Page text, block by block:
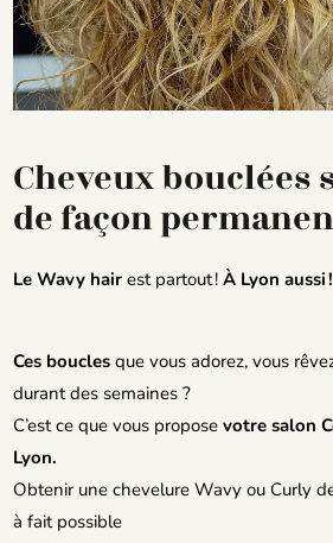
Cheveux bouclées
de façon
Le Wavy hair est partout !À Lyon aussi !
Ces boucles que vous adorez, vous
durant des semaines ?
C’est ce que vous proposevotre salon
Lyon.
Obtenir une chevelure Wavy ou Curly
à fait possible